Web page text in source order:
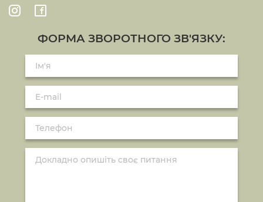
ФОРМА ЗВОРОТНОГО ЗВ'ЯЗКУ: